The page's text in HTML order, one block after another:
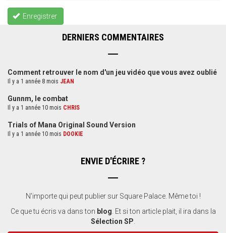
Enregistrer
DERNIERS COMMENTAIRES
Comment retrouver le nom d'un jeu vidéo que vous avez oublié
Il y a 1 année 8 mois JEAN
Gunnm, le combat
Il y a 1 année 10 mois CHRIS
Trials of Mana Original Sound Version
Il y a 1 année 10 mois DOOKIE
ENVIE D'ÉCRIRE ?
N'importe qui peut publier sur Square Palace. Même toi !
Ce que tu écris va dans ton blog . Et si ton article plait, il ira dans la
Sélection SP